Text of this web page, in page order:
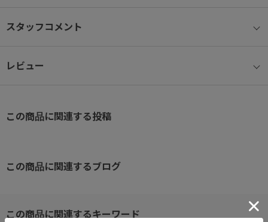
く軽量にアップデートしました。
メッシュポケット×２。クッション性のあるタブレット収納ポケッ
【２WAY】手持ちと肩掛けができる2WAY仕様。
【Dカン】ショルダーベルトにはDカンが付属。チャームやキーホル
ダーやちょっとしたギアなどを付けるのに便利です。
スタッフコメント
レビュー
この商品に関連する投稿
この商品に関連するブログ